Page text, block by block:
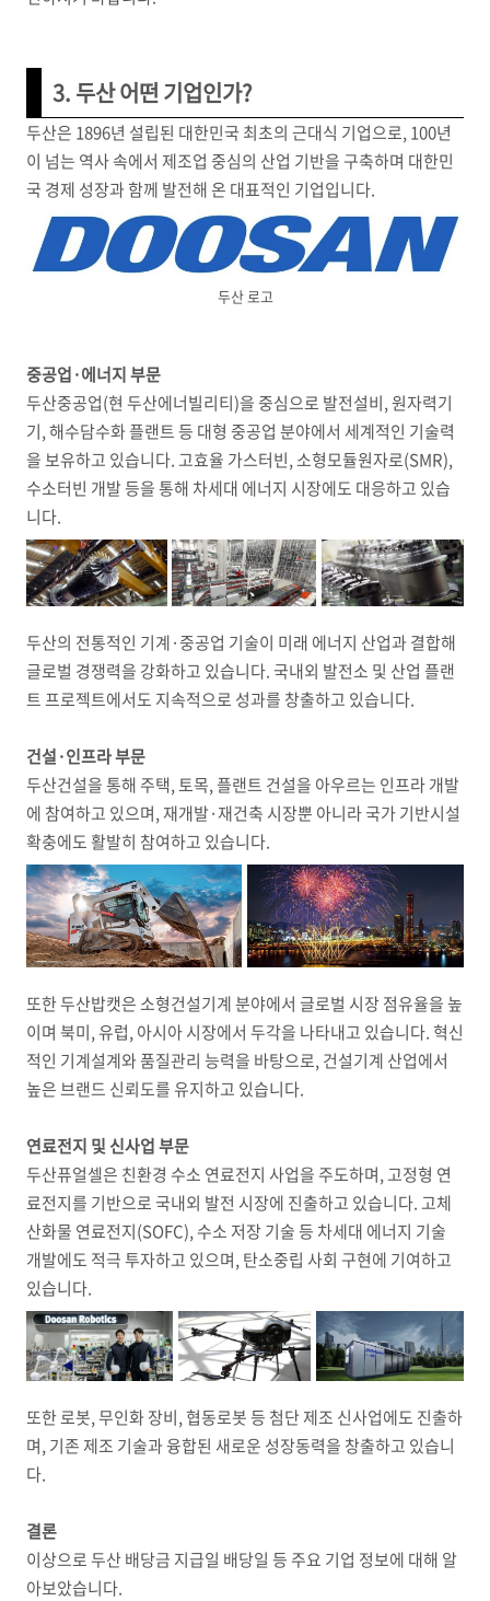
3. 두산 어떤 기업인가?
두산은 1896년 설립된 대한민국 최초의 근대식 기업으로, 100년
이 넘는 역사 속에서 제조업 중심의 산업 기반을 구축하며 대한민
국 경제 성장과 함께 발전해 온 대표적인 기업입니다.
두산 로고
중공업·에너지 부문
두산중공업(현 두산에너빌리티)을 중심으로 발전설비, 원자력기
기, 해수담수화 플랜트 등 대형 중공업 분야에서 세계적인 기술력
을 보유하고 있습니다. 고효율 가스터빈, 소형모듈원자로(SMR),
수소터빈 개발 등을 통해 차세대 에너지 시장에도 대응하고 있습
니다.
두산의 전통적인 기계·중공업 기술이 미래 에너지 산업과 결합해
글로벌 경쟁력을 강화하고 있습니다. 국내외 발전소 및 산업 플랜
트 프로젝트에서도 지속적으로 성과를 창출하고 있습니다.
건설·인프라 부문
두산건설을 통해 주택, 토목, 플랜트 건설을 아우르는 인프라 개발
에 참여하고 있으며, 재개발·재건축 시장뿐 아니라 국가 기반시설
확충에도 활발히 참여하고 있습니다.
또한 두산밥캣은 소형건설기계 분야에서 글로벌 시장 점유율을 높
이며 북미, 유럽, 아시아 시장에서 두각을 나타내고 있습니다. 혁신
적인 기계설계와 품질관리 능력을 바탕으로, 건설기계 산업에서
높은 브랜드 신뢰도를 유지하고 있습니다.
연료전지 및 신사업 부문
두산퓨얼셀은 친환경 수소 연료전지 사업을 주도하며, 고정형 연
료전지를 기반으로 국내외 발전 시장에 진출하고 있습니다. 고체
산화물 연료전지(SOFC), 수소 저장 기술 등 차세대 에너지 기술
개발에도 적극 투자하고 있으며, 탄소중립 사회 구현에 기여하고
있습니다.
또한 로봇, 무인화 장비, 협동로봇 등 첨단 제조 신사업에도 진출하
며, 기존 제조 기술과 융합된 새로운 성장동력을 창출하고 있습니
다.
결론
이상으로 두산 배당금 지급일 배당일 등 주요 기업 정보에 대해 알
아보았습니다.